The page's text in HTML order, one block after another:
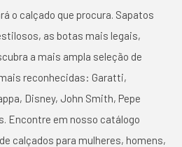
o calçado que procura. Sapatos
as botas mais legais,
a mais ampla seleção de
reconhecidas: Garatti,
Disney, John Smith, Pepe
Encontre em nosso catálogo
calçados para mulheres, homens,